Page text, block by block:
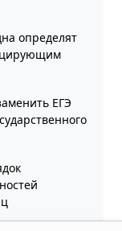
определят
ЕГЭ